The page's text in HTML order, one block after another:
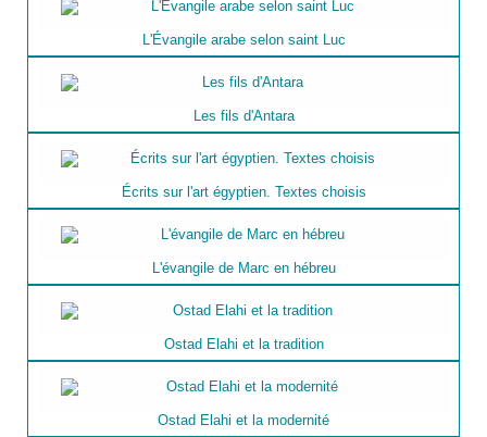
L'Évangile arabe selon saint Luc
Les fils d'Antara
Écrits sur l'art égyptien. Textes choisis
L'évangile de Marc en hébreu
Ostad Elahi et la tradition
Ostad Elahi et la modernité